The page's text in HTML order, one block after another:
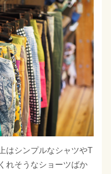
はシンプルなシャツやT
れそうなショーツばか